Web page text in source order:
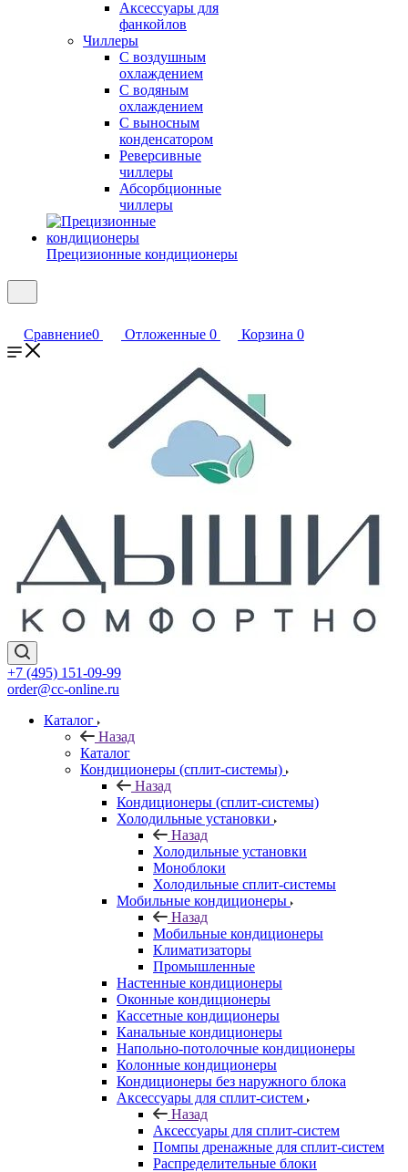
Аксессуары для
фанкойлов
Чиллеры
С воздушным
охлаждением
С водяным
охлаждением
С выносным
конденсатором
Реверсивные
чиллеры
Абсорбционные
чиллеры
Прецизионные кондиционеры
Сравнение0 Отложенные 0 Корзина 0
+7 (495) 151-09-99
order@cc-online.ru
Каталог
Назад
Каталог
Кондиционеры (сплит-системы)
Назад
Кондиционеры (сплит-системы)
Холодильные установки
Назад
Холодильные установки
Моноблоки
Холодильные сплит-системы
Мобильные кондиционеры
Назад
Мобильные кондиционеры
Климатизаторы
Промышленные
Настенные кондиционеры
Оконные кондиционеры
Кассетные кондиционеры
Канальные кондиционеры
Напольно-потолочные кондиционеры
Колонные кондиционеры
Кондиционеры без наружного блока
Аксессуары для сплит-систем
Назад
Аксессуары для сплит-систем
Помпы дренажные для сплит-систем
Распределительные блоки